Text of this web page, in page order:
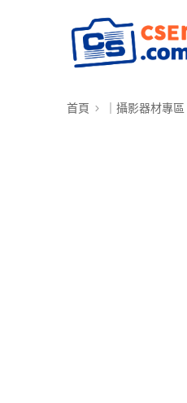
首頁 ｜攝影器材專區